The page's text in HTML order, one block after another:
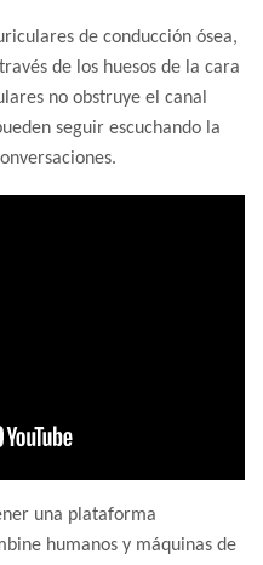
de conducción ósea,
de los huesos de la cara
no obstruye el canal
seguir escuchando la
una plataforma
humanos y máquinas de